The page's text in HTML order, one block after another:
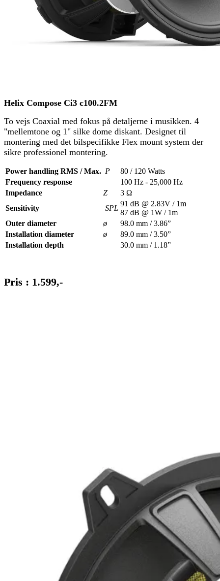
Helix Compose Ci3 c100.2FM
To vejs Coaxial med fokus på detaljerne i musikken. 4
"mellemtone og 1" silke dome diskant. Designet til
montering med det bilspecifikke Flex mount system der
sikre professionel montering.
Power handling RMS / Max. P
80 / 120 Watts
Frequency response
100 Hz - 25,000 Hz
Impedance
Z
3 Ω
Sensitivity
SPL
91 dB @ 2.83V / 1m
87 dB @ 1W / 1m
Outer diameter
ø
98.0 mm / 3.86”
Installation diameter
ø
89.0 mm / 3.50”
Installation depth
30.0 mm / 1.18”
Pris : 1.599,-